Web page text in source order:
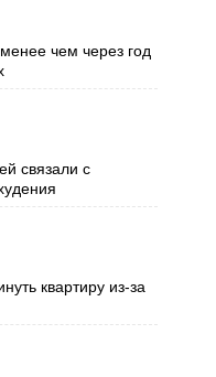
чем через год
связали с
квартиру из-за